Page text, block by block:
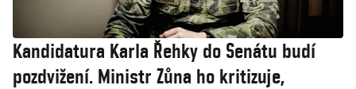
Kandidatura Karla Řehky do Senátu budí
pozdvižení. Ministr Zůna ho kritizuje,